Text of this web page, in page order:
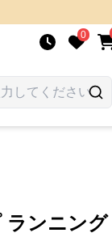
0
ンニング